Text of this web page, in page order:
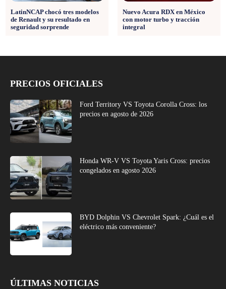
LatinNCAP chocó tres modelos
de Renault y su resultado en
seguridad sorprende
Nuevo Acura RDX en México
con motor turbo y tracción
integral
PRECIOS OFICIALES
Ford Territory VS Toyota Corolla Cross: los
precios en agosto de 2026
Honda WR-V VS Toyota Yaris Cross: precios
congelados en agosto 2026
BYD Dolphin VS Chevrolet Spark: ¿Cuál es el
eléctrico más conveniente?
ÚLTIMAS NOTICIAS